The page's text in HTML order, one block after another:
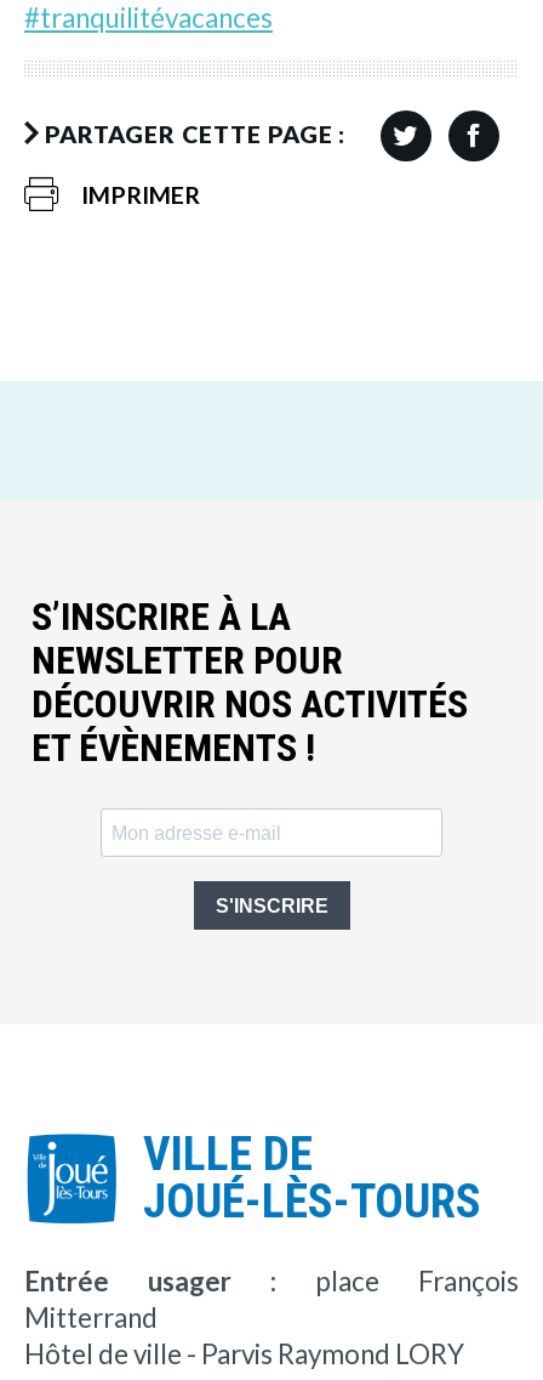
#tranquilitévacances
PARTAGER CETTE PAGE :
IMPRIMER
S’INSCRIRE À LA
NEWSLETTER POUR
DÉCOUVRIR NOS ACTIVITÉS
ET ÉVÈNEMENTS !
S'INSCRIRE
VILLE DE
JOUÉ-LÈS-TOURS
Entrée usager : place François
Mitterrand
Hôtel de ville - Parvis Raymond LORY